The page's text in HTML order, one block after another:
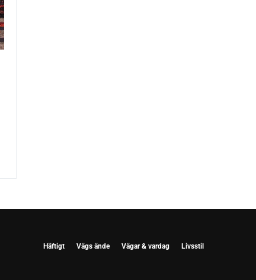
Häftigt Vägs ände Vägar & vardag Livsstil